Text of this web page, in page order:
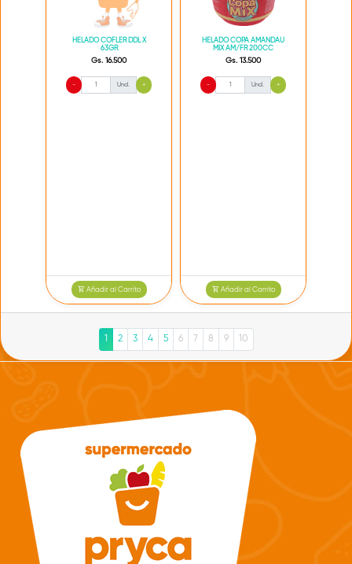
HELADO COFLER DDL X
63GR
Gs. 16.500
- Und. +
Añadir al Carrito
HELADO COPA AMANDAU
MIX AM/FR 200CC
Gs. 13.500
- Und. +
Añadir al Carrito
1 2 3 4 5 6 7 8 9 10